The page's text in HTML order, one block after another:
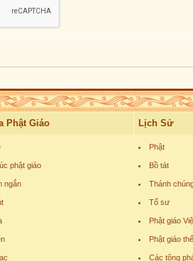
Phật Giáo
phật giáo
ngắn
Lịch Sử
Phật
Bồ tát
Thánh
Tổ sư
Phật giáo
Phật giáo
Các tông